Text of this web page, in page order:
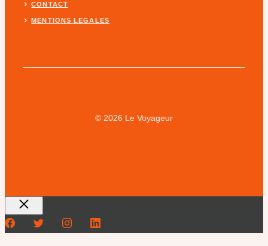
CONTACT
MENTIONS LEGALES
© 2026 Le Voyageur
Fermer